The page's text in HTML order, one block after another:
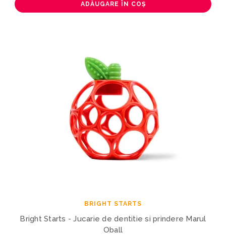
ADĂUGARE ÎN COȘ
BRIGHT STARTS
Bright Starts - Jucarie de dentitie si prindere Marul
Oball